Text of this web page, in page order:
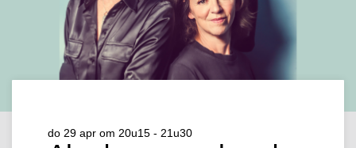
do 29 apr om 20u15 - 21u30